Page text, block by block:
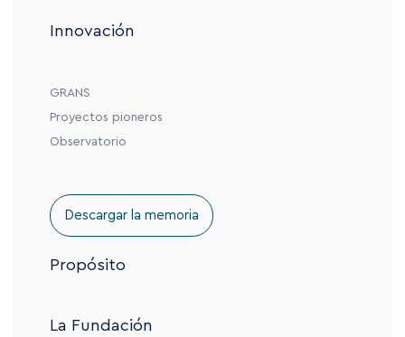
Innovación
GRANS
Proyectos pioneros
Observatorio
Descargar la memoria
Propósito
La Fundación